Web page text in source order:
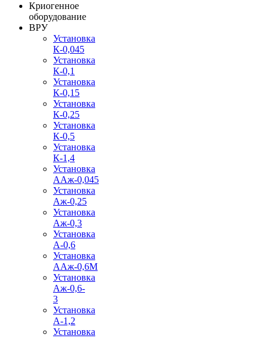
Криогенное
оборудование
ВРУ
Установка
К-0,045
Установка
К-0,1
Установка
К-0,15
Установка
К-0,25
Установка
К-0,5
Установка
К-1,4
Установка
ААж-0,045
Установка
Аж-0,25
Установка
Аж-0,3
Установка
А-0,6
Установка
ААж-0,6М
Установка
Аж-0,6-
3
Установка
А-1,2
Установка